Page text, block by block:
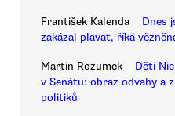
František Kalenda
Dnes
zakázal plavat, říká
Martin Rozumek
Děti
v Senátu: obraz odvahy a
politiků